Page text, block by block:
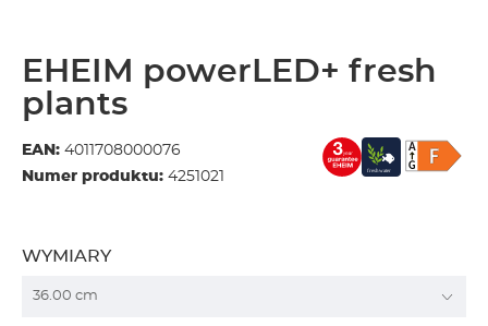
EHEIM powerLED+ fresh
plants
EAN: 4011708000076
Numer produktu: 4251021
WYMIARY